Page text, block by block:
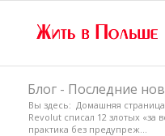
Блог - Последние
Вы здесь: Домашняя страница
Revolut списал 12 злотых «за
практика без предупреж...